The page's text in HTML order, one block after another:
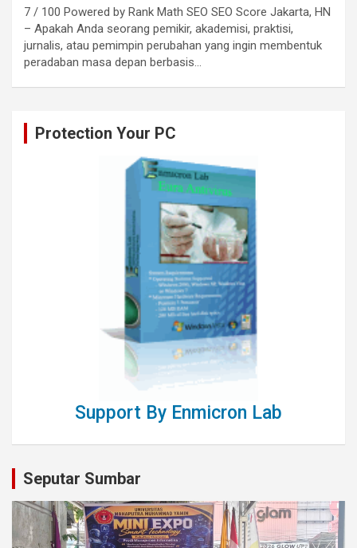
7 / 100 Powered by Rank Math SEO SEO Score Jakarta, HN
– Apakah Anda seorang pemikir, akademisi, praktisi,
jurnalis, atau pemimpin perubahan yang ingin membentuk
peradaban masa depan berbasis…
Protection Your PC
Support By Enmicron Lab
Seputar Sumbar